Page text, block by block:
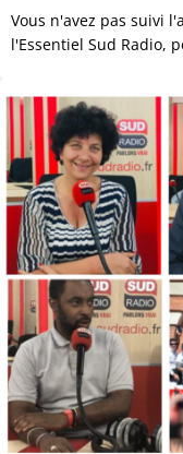
Vous n'avez pas suivi
l'Essentiel Sud Radio,